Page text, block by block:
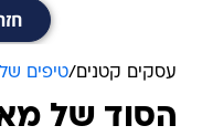
עסקים קטנים/טיפים
הסוד של